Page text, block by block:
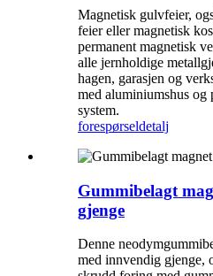
Magnetisk gulvfeier,
feier eller magnetisk
permanent magnetisk
alle jernholdige
hagen, garasjen og
med aluminiumshus og
system.
forespørseldetalj
Gummibelagt
gjenge
Denne
med innvendig gjenge,